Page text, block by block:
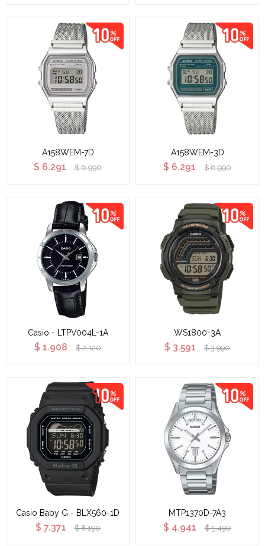
A158WEM-7D
$ 6.291 $ 6.990
A158WEM-3D
$ 6.291 $ 6.990
Casio - LTPV004L-1A
$ 1.908 $ 2.120
WS1800-3A
$ 3.591 $ 3.990
Casio Baby G - BLX560-1D
$ 7.371 $ 8.190
MTP1370D-7A3
$ 4.941 $ 5.490